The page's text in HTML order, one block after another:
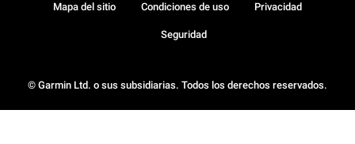
© Garmin Ltd. o sus subsidiarias. Todos los derechos reservados.
Mapa del sitio Condiciones de uso Privacidad
Seguridad